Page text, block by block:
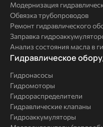
Модернизация
Обвязка трубопроводов
Ремонт гидравлического
Заправка
Анализ состояния масла в
Комплексные
Гидравлическое
Гидронасосы
Гидромоторы
Гидрораспределители
Гидравлические клапаны
Гидроаккумуляторы